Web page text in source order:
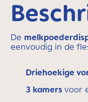
De
eenvoudig in de
Driehoekige
3 kamers voor